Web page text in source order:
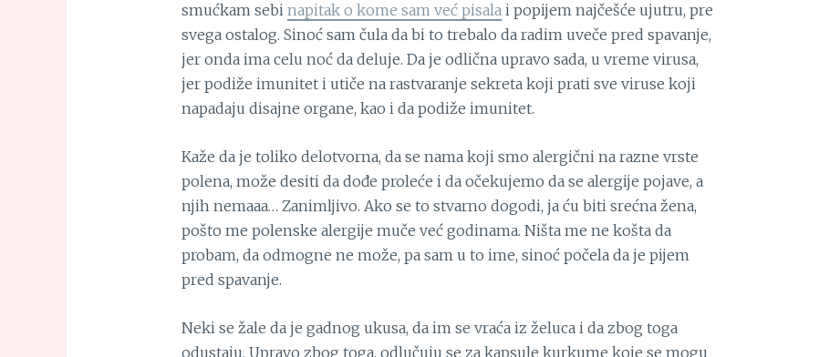
smućkam sebi napitak o kome sam već pisalai popijem najčešće ujutru, pre
svega ostalog. Sinoć sam čula da bi to trebalo da radim uveče pred spavanje,
jer onda ima celu noć da deluje. Da je odlična upravo sada, u vreme virusa,
jer podiže imunitet i utiče na rastvaranje sekreta koji prati sve viruse koji
napadaju disajne organe, kao i da podiže imunitet.
Kaže da je toliko delotvorna, da se nama koji smo alergični na razne vrste
polena, može desiti da dođe proleće i da očekujemo da se alergije pojave, a
njih nemaaa… Zanimljivo. Ako se to stvarno dogodi, ja ću biti srećna žena,
pošto me polenske alergije muče već godinama. Ništa me ne košta da
probam, da odmogne ne može, pa sam u to ime, sinoć počela da je pijem
pred spavanje.
Neki se žale da je gadnog ukusa, da im se vraća iz želuca i da zbog toga
odustaju. Upravo zbog toga, odlučuju se za kapsule kurkume koje se mogu